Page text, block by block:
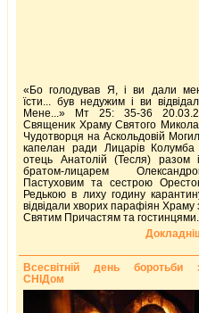
«Бо голодував Я, і ви дали
їсти... був недужим і ви
Мене...» Мт 25: 35-36
Священик Храму Святого
Чудотворця на Аскольдовій
капелан ради Лицарів
отець Анатолій (Тесля) разом
братом-лицарем
Пастуховим та сестрою
Редькою в лиху годину
відвідали хворих парафіян Храму
Святим Причастям та гостинцями.
Всесвітній день боротьби
СНІДом